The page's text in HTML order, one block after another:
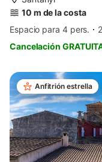
10 m de la costa
Espacio para 4 pers.
Cancelación
Anfitrión estrella